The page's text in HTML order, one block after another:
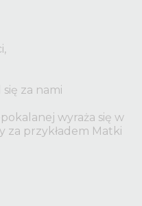
za nami
wyraża się w
za przykładem Matki